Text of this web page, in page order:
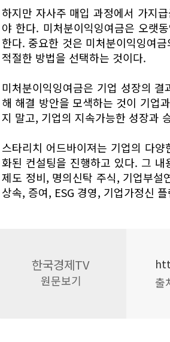
하지만 자사주 매입 과정에서 가지
야 한다. 미처분이익잉여금은 오랫
한다. 중요한 것은 미처분이익잉여
적절한 방법을 선택하는 것이다.
미처분이익잉여금은 기업 성장의
해 해결 방안을 모색하는 것이 기업
지 말고, 기업의 지속가능한 성장과
스타리치 어드바이져는 기업의 다
화된 컨설팅을 진행하고 있다. 그
제도 정비, 명의신탁 주식, 기업부설
상속, 증여, ESG 경영, 기업가정신
한국경제TV
원문보기
출